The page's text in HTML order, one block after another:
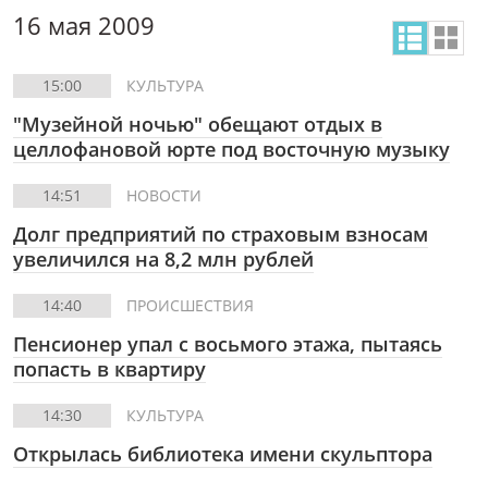
16 мая 2009
15:00 КУЛЬТУРА
"Музейной ночью" обещают отдых в
целлофановой юрте под восточную музыку
14:51 НОВОСТИ
Долг предприятий по страховым взносам
увеличился на 8,2 млн рублей
14:40 ПРОИСШЕСТВИЯ
Пенсионер упал с восьмого этажа, пытаясь
попасть в квартиру
14:30 КУЛЬТУРА
Открылась библиотека имени скульптора